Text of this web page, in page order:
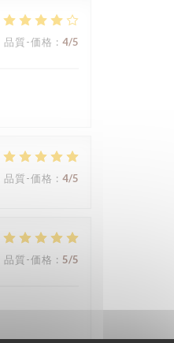
品質-価格 : 4/5
品質-価格 : 4/5
品質-価格 : 5/5